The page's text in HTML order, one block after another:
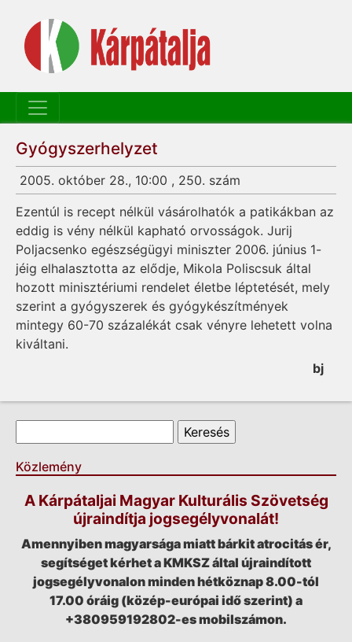
Gyógyszerhelyzet
2005. október 28., 10:00 , 250. szám
Ezentúl is recept nélkül vásárolhatók a patikákban az
eddig is vény nélkül kapható orvosságok. Jurij
Poljacsenko egészségügyi miniszter 2006. június 1-
jéig elhalasztotta az elődje, Mikola Poliscsuk által
hozott minisztériumi rendelet életbe léptetését, mely
szerint a gyógyszerek és gyógykészítmények
mintegy 60-70 százalékát csak vényre lehetett volna
kiváltani.
bj
Keresés űrlap
Közlemény
A Kárpátaljai Magyar Kulturális Szövetség
újraindítja jogsegélyvonalát!
Amennyiben magyarsága miatt bárkit atrocitás ér,
segítséget kérhet a KMKSZ által újraindított
jogsegélyvonalon minden hétköznap 8.00-tól
17.00 óráig (közép-európai idő szerint) a
+380959192802-es mobilszámon.